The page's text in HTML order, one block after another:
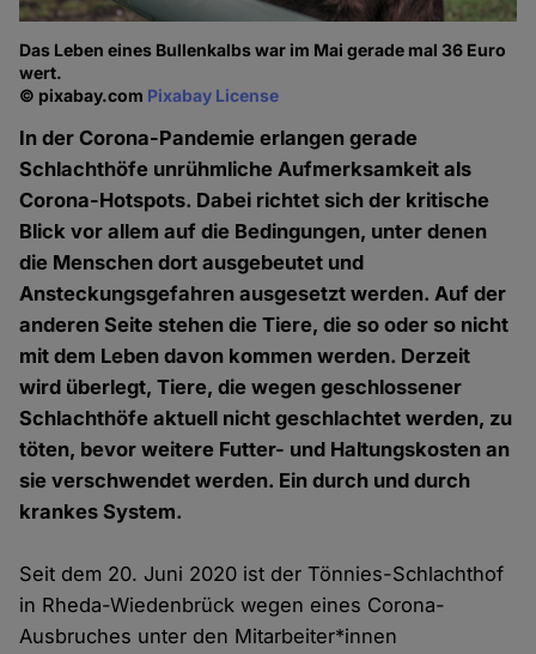
Das Leben eines Bullenkalbs war im Mai gerade mal 36 Euro
wert.
© pixabay.com Pixabay License
In der Corona-Pandemie erlangen gerade
Schlachthöfe unrühmliche Aufmerksamkeit als
Corona-Hotspots. Dabei richtet sich der kritische
Blick vor allem auf die Bedingungen, unter denen
die Menschen dort ausgebeutet und
Ansteckungsgefahren ausgesetzt werden. Auf der
anderen Seite stehen die Tiere, die so oder so nicht
mit dem Leben davon kommen werden. Derzeit
wird überlegt, Tiere, die wegen geschlossener
Schlachthöfe aktuell nicht geschlachtet werden, zu
töten, bevor weitere Futter- und Haltungskosten an
sie verschwendet werden. Ein durch und durch
krankes System.
Seit dem 20. Juni 2020 ist der Tönnies-Schlachthof
in Rheda-Wiedenbrück wegen eines Corona-
Ausbruches unter den Mitarbeiter*innen